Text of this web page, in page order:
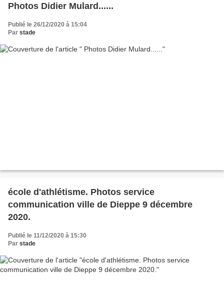
Photos Didier Mulard......
Publié le 26/12/2020 à 15:04
Par stade
école d'athlétisme. Photos service
communication ville de Dieppe 9 décembre
2020.
Publié le 11/12/2020 à 15:30
Par stade